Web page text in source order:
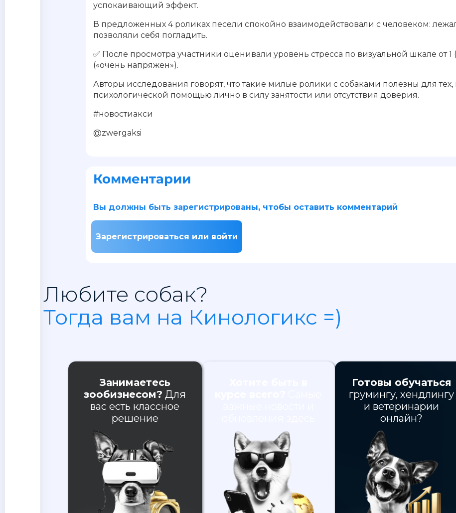
успокаивающий эффект.
В предложенных 4 роликах песели спокойно взаимодействовали с человеком:
позволяли себя погладить.
✅ После просмотра участники оценивали уровень стресса по визуальной шкале от
(«очень напряжен»).
Авторы исследования говорят, что такие милые ролики с собаками полезны для тех,
психологической помощью лично в силу занятости или отсутствия доверия.
#новостиакси
@zwergaksi
Комментарии
Вы должны быть зарегистрированы, чтобы оставить комментарий
Зарегистрироваться или войти
Любите собак?
Тогда вам на Кинологикс =)
Занимаетесь
зообизнесом? Для
вас есть классное
решение
Готовы обучаться
грумингу, хендлингу
и ветеринарии
онлайн?